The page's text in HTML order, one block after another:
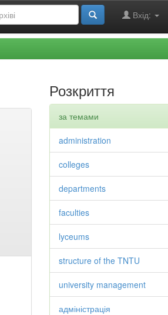
Вхід:
Розкриття
за темами
administration
colleges
departments
faculties
lyceums
structure of the TNTU
university management
адміністрація